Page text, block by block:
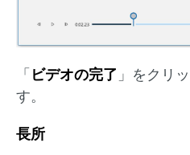
「ビデオの完了 」をクリ
す。
長所